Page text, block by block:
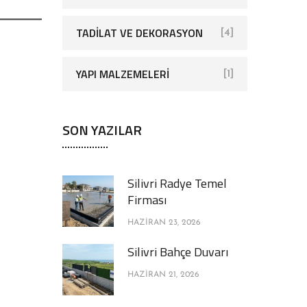
TADILAT VE DEKORASYON [4]
YAPI MALZEMELERI [1]
SON YAZILAR
Silivri Radye Temel
Firması
HAZIRAN 23, 2026
Silivri Bahçe Duvarı
HAZIRAN 21, 2026